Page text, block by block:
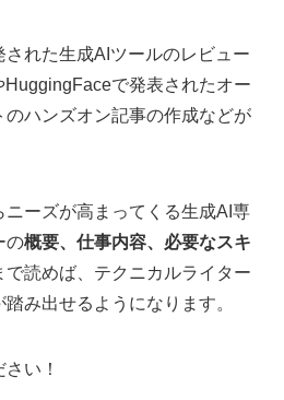
れた生成AIツールのレビュー
で発表されたオー
ハンズオン記事の作成などが
ニーズが高まってくる生成AI専
の概要、仕事内容、必要なスキ
で読めば、テクニカルライター
み出せるようになります。
い！